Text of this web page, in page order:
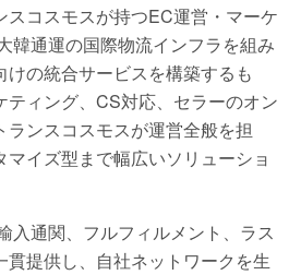
スコスモスが持つEC運営・マーケ
韓通運の国際物流インフラを組み
の統合サービスを構築するも
ティング、CS対応、セラーのオン
ンスコスモスが運営全般を担
イズ型まで幅広いソリューショ
入通関、フルフィルメント、ラス
貫提供し、自社ネットワークを生